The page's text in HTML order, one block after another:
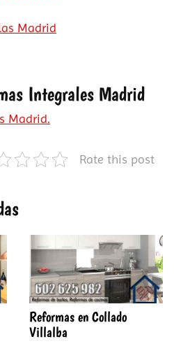
Madrid
Integrales Madrid
Madrid.
Rate this post
Reformas en Collado
Villalba